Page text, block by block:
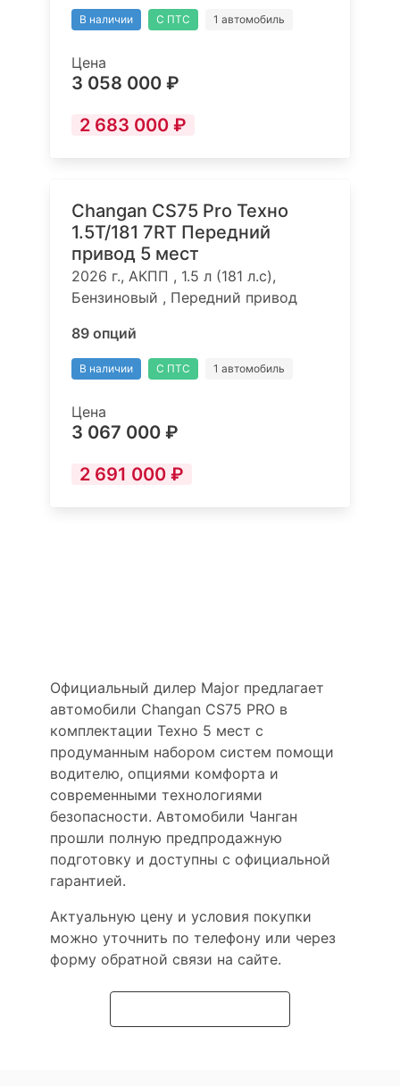
В наличии С ПТС 1 автомобиль
Цена
3 058 000 ₽
2 683 000 ₽
Changan CS75 Pro Техно
1.5T/181 7RT Передний
привод 5 мест
2026 г., АКПП , 1.5 л (181 л.с),
Бензиновый , Передний привод
89 опций
В наличии С ПТС 1 автомобиль
Цена
3 067 000 ₽
2 691 000 ₽
Официальный дилер Major предлагает
автомобили Changan CS75 PRO в
комплектации Техно 5 мест с
продуманным набором систем помощи
водителю, опциями комфорта и
современными технологиями
безопасности. Автомобили Чанган
прошли полную предпродажную
подготовку и доступны с официальной
гарантией.
Актуальную цену и условия покупки
можно уточнить по телефону или через
форму обратной связи на сайте.